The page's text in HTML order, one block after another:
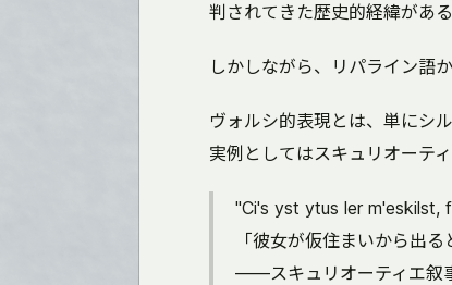
判されてきた歴史的経緯がある
しかしながら、リパライン語
ヴォルシ的表現とは、単にシ
実例としてはスキュリオーテ
"Ci's yst ytus ler m'eskilst,
「彼女が仮住まいから出る
――スキュリオーティエ叙